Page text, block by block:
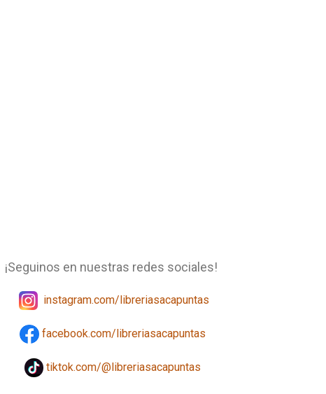
¡Seguinos en nuestras redes sociales!
instagram.com/libreriasacapuntas
facebook.com/libreriasacapuntas
tiktok.com/@libreriasacapuntas